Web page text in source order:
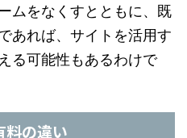
ムをなくすとともに、既
あれば、サイトを活用す
る可能性もあるわけで
料の違い